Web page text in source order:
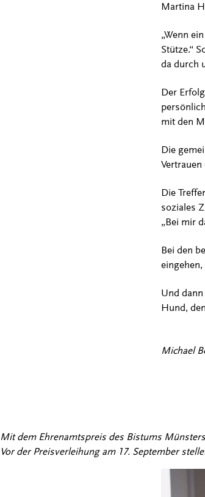
Martina
„Wenn
Stütze.“
da durch
Der
mit den
Die
Die
soziales
„Bei mir
Bei den
Und
Hund,
Michael
Mit dem Ehrenamtspreis des Bistums
Vor der Preisverleihung am 17. September